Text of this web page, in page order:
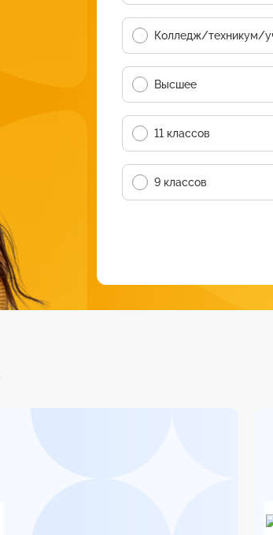
Колледж/техникум/
Высшее
11 классов
9 классов